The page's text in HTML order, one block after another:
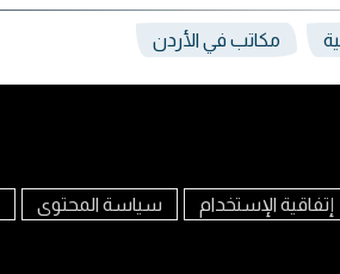
مكاتب في الأردن
إتفاقية الإستخدام سياسة المحتوى